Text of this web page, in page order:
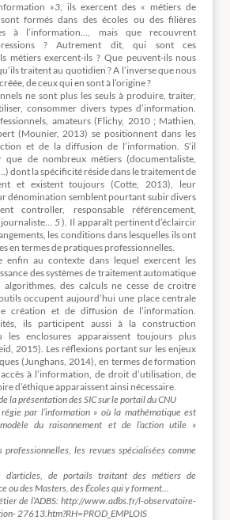
»3, ils exercent des « métiers de
formés dans des écoles ou des filières
à l’information…, mais que recouvrent
? Autrement dit, qui sont ces
métiers exercent-ils ? Que peuvent-ils nous
traitent au quotidien ? A l’inverse que nous
de ceux qui en sont à l’origine ?
ne sont plus les seuls à produire, traiter,
consommer divers types d’information.
amateurs (Flichy, 2010 ; Mathien,
(Mounier, 2013) se positionnent dans les
et de la diffusion de l’information. S’il
que de nombreux métiers (documentaliste,
dont la spécificité réside dans le traitement de
et existent toujours (Cotte, 2013), leur
dénomination semblent pourtant subir divers
controller, responsable référencement,
journaliste… 5). Il apparaît pertinent d’éclaircir
les conditions dans lesquelles ils ont
en termes de pratiques professionnelles.
enfin au contexte dans lequel exercent les
des systèmes de traitement automatique
algorithmes, des calculs ne cesse de croitre
occupent aujourd’hui une place centrale
création et de diffusion de l’information.
ils participent aussi à la construction
les enclosures apparaissent toujours plus
2015). Les réflexions portant sur les enjeux
(Junghans, 2014), en termes de formation
à l’information, de droit d’utilisation, de
d’éthique apparaissent ainsi nécessaire.
la présentation des SIC sur le portail du CNU
par l’information » où la mathématique est
du raisonnement et de l’action utile »
les revues spécialisées comme
de portails traitant des métiers de
ou des Masters, des Écoles qui y forment…
de l’ADBS: http://www.adbs.fr/l-observatoire-
27613.htm?RH=PROD_EMPLOIS